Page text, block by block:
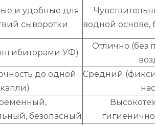
и удобные для
сыворотки
водной основе,
УФ)
Отлично (без
до одной
капли)
Средний
безопасный